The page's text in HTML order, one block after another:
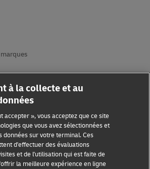
à la collecte et au
accepter », vous acceptez que ce site
que vous avez sélectionnées et
données sur votre terminal. Ces
d'effectuer des évaluations
et de l'utilisation qui est faite de
la meilleure expérience en ligne